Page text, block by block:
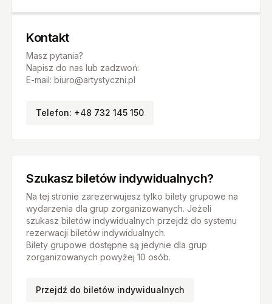
Kontakt
Masz pytania?
Napisz do nas lub zadzwoń:
E-mail: biuro@artystyczni.pl
Telefon: +48 732 145 150
Szukasz biletów indywidualnych?
Na tej stronie zarezerwujesz tylko bilety grupowe na
wydarzenia dla grup zorganizowanych. Jeżeli
szukasz biletów indywidualnych przejdź do systemu
rezerwacji biletów indywidualnych.
Bilety grupowe dostępne są jedynie dla grup
zorganizowanych powyżej 10 osób.
Przejdź do biletów indywidualnych